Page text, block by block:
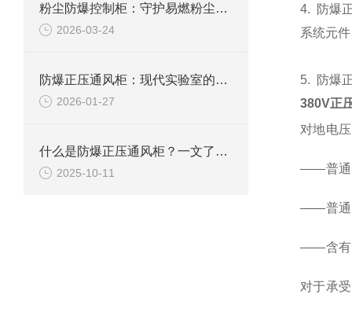
粉尘防爆控制柜：守护易燃粉尘环境下的电气安全
2026-03-24
防爆正压通风柜：现代实验室的安全屏障
2026-01-27
什么是防爆正压通风柜？一文了解其定义、原理及应用
2025-10-11
4. 防爆
系统元
5. 防爆
380V正
对地电
——普通
——普通
——含有
对于承